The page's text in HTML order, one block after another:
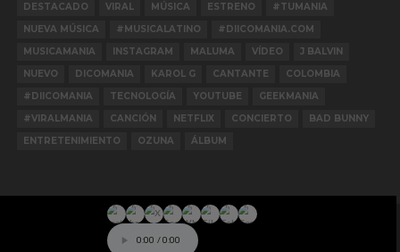
DESTACADO VIRAL MÚSICA ESTRENO
#TUMANIA
NUEVA MÚSICA
#MUSICALATINO
#DIICOMANIA.COM
MUSICAMANIA
INSTAGRAM MALUMA VÍDEO
J BALVIN
NUEVO
DICOMANIA KAROL G CANTANTE
COLOMBIA
#DIICOMANIA
TECNOLOGÍA YOUTUBE
GEEKMANIA
#VIRALMANIA
CANCIÓN NETFLIX CONCIERTO
BAD BUNNY
ENTRETENIMIENTO
OZUNA ÁLBUM
PLAYMANIA TOPMANIA RADIO